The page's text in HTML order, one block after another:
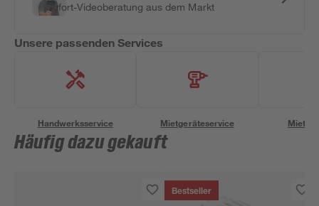
Sofort-Videoberatung aus dem Markt
Unsere passenden Services
Handwerksservice Mietgeräteservice
Häufig dazu gekauft
Bestseller